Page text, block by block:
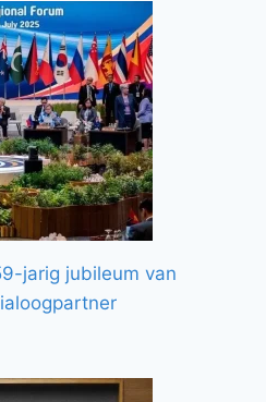
jarig jubileum van